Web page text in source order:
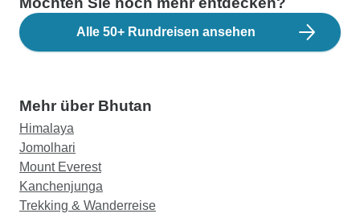
Alle 50+ Rundreisen ansehen
Mehr über Bhutan
Himalaya
Jomolhari
Mount Everest
Kanchenjunga
Trekking & Wanderreise